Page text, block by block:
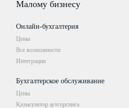
Малому бизнесу
Онлайн-бухгалтерия
Цены
Все возможности
Интеграции
Бухгалтерское обслуживание
Цены
Калькулятор аутсорсинга